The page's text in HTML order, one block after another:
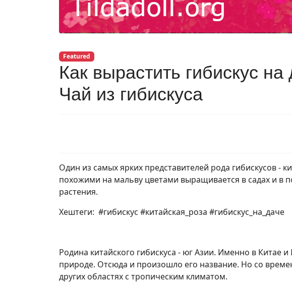
Featured
Как вырастить гибискус
Чай из гибискуса
Один из самых ярких представителей рода гибискусов -
похожими на мальву цветами выращивается в садах и в
растения.
Хештеги: #гибискус #китайская_роза #гибискус_на_даче
Родина китайского гибискуса - юг Азии. Именно в Китае
природе. Отсюда и произошло его название. Но со
других областях с тропическим климатом.